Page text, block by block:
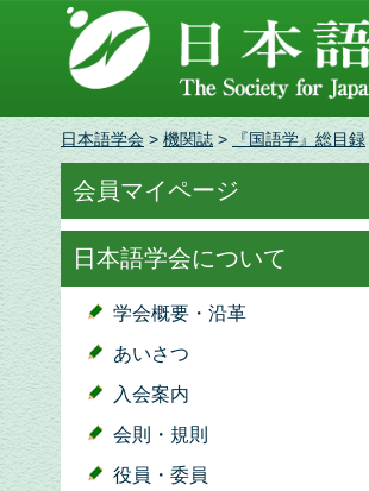
日本語学会> 機関誌 > 『国語学』総目録
会員マイページ
日本語学会について
学会概要・沿革
あいさつ
入会案内
会則・規則
役員・委員